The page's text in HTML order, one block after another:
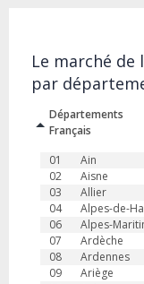
Le marché
par
Départements
Français
01 Ain
02
Aisne
03
Allier
04
Alpes-de-
06
Alpes-
07
Ardèche
08
Ardennes
09
Ariège